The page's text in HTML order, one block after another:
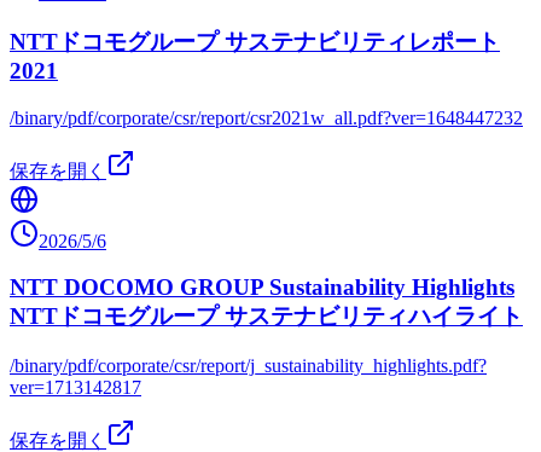
NTTドコモグループ サステナビリティレポート
2021
/binary/pdf/corporate/csr/report/csr2021w_all.pdf?ver=1648447232
保存を開く
2026/5/6
NTT DOCOMO GROUP Sustainability Highlights
NTTドコモグループ サステナビリティハイライト
/binary/pdf/corporate/csr/report/j_sustainability_highlights.pdf?
ver=1713142817
保存を開く